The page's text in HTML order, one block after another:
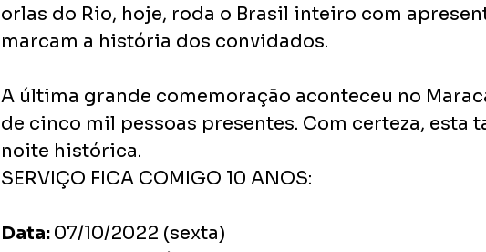
orlas do Rio, hoje, roda o Brasil inteiro com
marcam a história dos convidados.
A última grande comemoração aconteceu no
de cinco mil pessoas presentes. Com certeza, esta
noite histórica.
SERVIÇO FICA COMIGO 10 ANOS:
Data: 07/10/2022 (sexta)